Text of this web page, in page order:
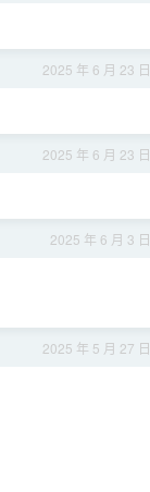
2025 年 6 月 23 日
2025 年 6 月 23 日
2025 年 6 月 3 日
2025 年 5 月 27 日